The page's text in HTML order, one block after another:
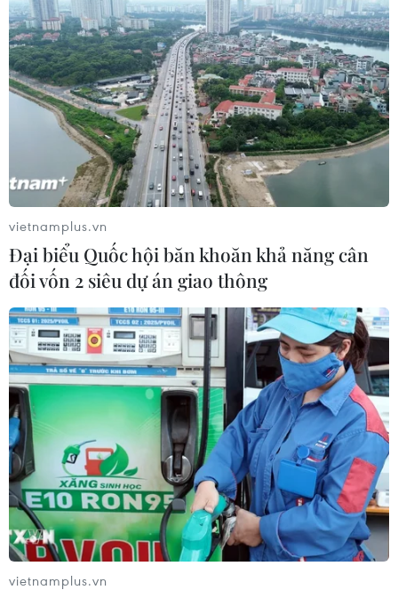
năm 2010 và giải Nhì với phần mềm “English
for kid” (Tiếng Anhdành cho trẻ em) năm 2011
tại “ Cuộc thi sáng tạo dành cho thanh thiếuniên
nhi đồng toàn quốc” (VIFOTEC).
Hoàng Anh-Anh Tiến cùng với Câu lạc bộ sáng
tạo trẻ thành phố Đà Nẵng đang cónhững
nghiên cứu mới trong chế tạo rôbốt và công
nghệ sử dụng năng lượngtừ thiên nhiên. Tháng
6/2012, Hoàng Anh-Anh Tiến và Minh Châu sẽ
đạidiện cho học sinh, sinh viên thành phố Đà
Nẵng tham gia cuộc thi “Tàinăng khoa học trẻ
thế giới" tại Thái Lan./.
Khánh Hương (TTXVN)
vietnamplus.vn
Đại biểu Quốc hội băn khoăn khả năng cân
đối vốn 2 siêu dự án giao thông
vietnamplus.vn